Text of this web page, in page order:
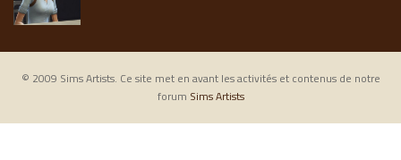
© 2009 Sims Artists. Ce site met en avant les activités et contenus de notre
forum Sims Artists